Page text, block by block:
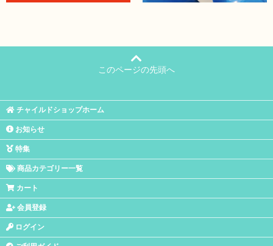
このページの先頭へ
チャイルドショップホーム
お知らせ
特集
商品カテゴリー一覧
カート
会員登録
ログイン